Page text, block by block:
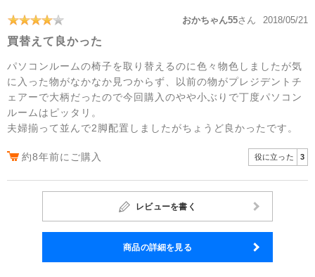
おかちゃん55さん 2018/05/21
買替えて良かった
パソコンルームの椅子を取り替えるのに色々物色しましたが気
に入った物がなかなか見つからず、以前の物がプレジデントチ
ェアーで大柄だったので今回購入のやや小ぶりで丁度パソコン
ルームはピッタリ。
夫婦揃って並んで2脚配置しましたがちょうど良かったです。
約8年前にご購入 役に立った 3
レビューを書く
商品の詳細を見る